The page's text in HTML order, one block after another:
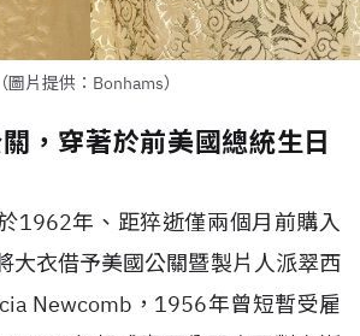
片提供：Bonhams）
，穿著於前美國總統生日
1962年、距猝逝僅兩個月前購入
大衣借予美國公關暨製片人派翠西
Newcomb，1956年曾短暫受雇